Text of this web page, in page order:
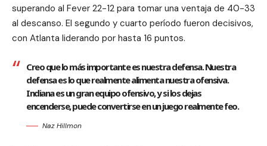
superando al Fever 22-12 para tomar una ventaja de 40-33
al descanso. El segundo y cuarto período fueron decisivos,
con Atlanta liderando por hasta 16 puntos.
Creo que lo más importante es nuestra defensa. Nuestra
defensa es lo que realmente alimenta nuestra ofensiva.
Indiana es un gran equipo ofensivo, y si los dejas
encenderse, puede convertirse en un juego realmente feo.
Naz Hillmon